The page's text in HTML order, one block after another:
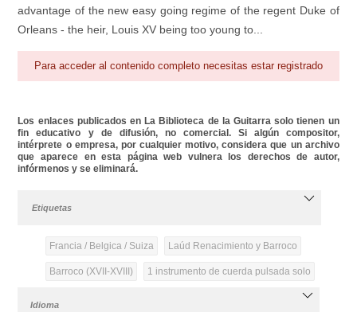
advantage of the new easy going regime of the regent Duke of
Orleans - the heir, Louis XV being too young to...
Para acceder al contenido completo necesitas estar registrado
Los enlaces publicados en La Biblioteca de la Guitarra solo tienen un
fin educativo y de difusión, no comercial. Si algún compositor,
intérprete o empresa, por cualquier motivo, considera que un archivo
que aparece en esta página web vulnera los derechos de autor,
infórmenos y se eliminará.
Etiquetas
Francia / Belgica / Suiza Laúd Renacimiento y Barroco
Barroco (XVII-XVIII) 1 instrumento de cuerda pulsada solo
Idioma